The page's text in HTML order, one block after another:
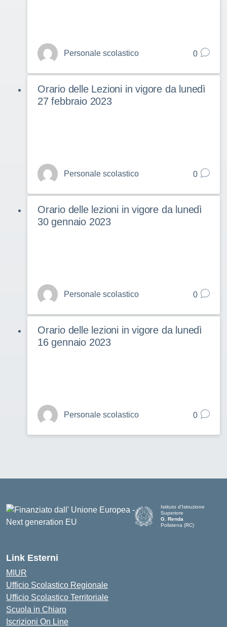
Personale scolastico 0
Orario delle Lezioni in vigore da lunedì
27 febbraio 2023
Personale scolastico 0
Orario delle lezioni in vigore da lunedì
30 gennaio 2023
Personale scolastico 0
Orario delle lezioni in vigore da lunedì
16 gennaio 2023
Personale scolastico 0
Istituto d'Istruzione
Superiore
G. Renda
Polistena (RC)
Link Esterni
MIUR
Ufficio Scolastico Regionale
Ufficio Scolastico Territoriale
Scuola in Chiaro
Iscrizioni On Line